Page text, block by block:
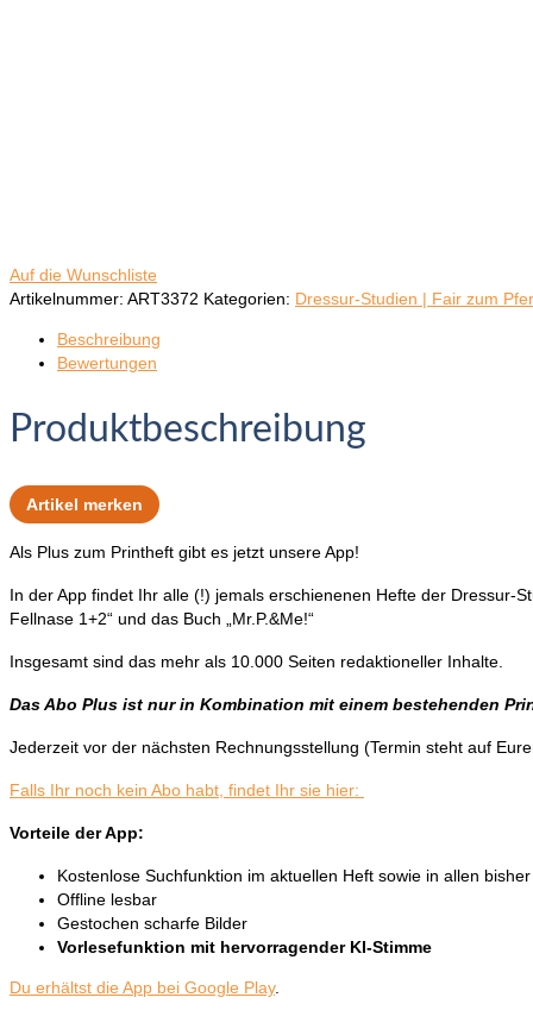
Auf die Wunschliste
Artikelnummer: ART3372 Kategorien: Dressur-Studien | Fair zum
Beschreibung
Bewertungen
Produktbeschreibung
Artikel merken
Als Plus zum Printheft gibt es jetzt unsere App!
In der App findet Ihr alle (!) jemals erschienenen Hefte der Dressur-
Fellnase 1+2“ und das Buch „Mr.P.&Me!“
Insgesamt sind das mehr als 10.000 Seiten redaktioneller Inhalte.
Das Abo Plus ist nur in Kombination mit einem bestehenden
Jederzeit vor der nächsten Rechnungsstellung (Termin steht auf
Falls Ihr noch kein Abo habt, findet Ihr sie hier:
Vorteile der App:
Kostenlose Suchfunktion im aktuellen Heft sowie in allen
Offline lesbar
Gestochen scharfe Bilder
Vorlesefunktion mit hervorragender KI-Stimme
Du erhältst die App bei Google Play.